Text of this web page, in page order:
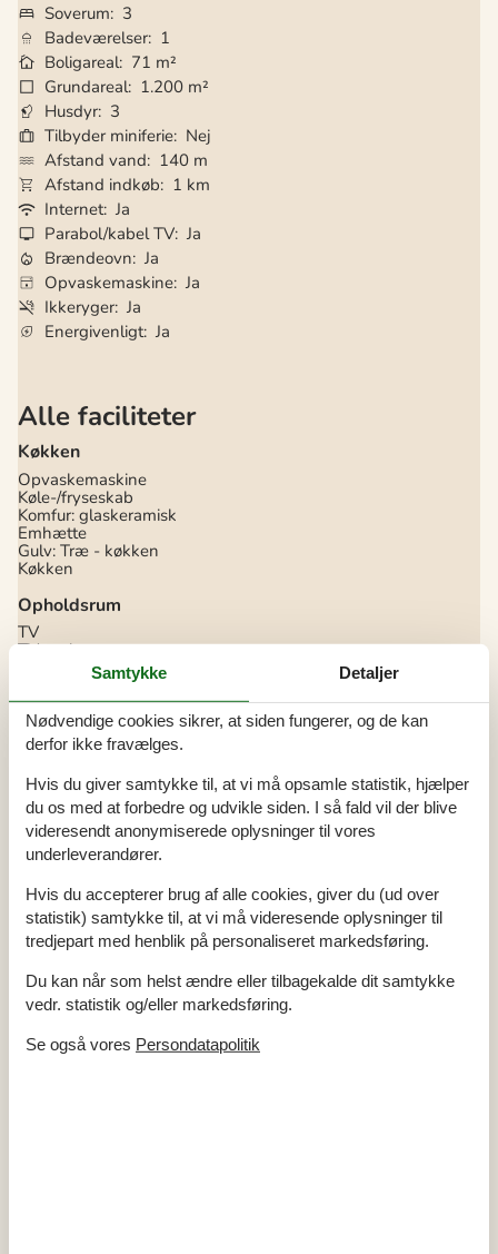
Soverum
3
Badeværelser 1
Boligareal 71 m²
Grundareal 1.200 m²
Husdyr 3
Tilbyder miniferie Nej
Afstand vand
140 m
Afstand indkøb
1 km
Internet Ja
Parabol/kabel TV Ja
Brændeovn Ja
Opvaskemaskine Ja
Ikkeryger Ja
Energivenligt Ja
Alle faciliteter
Køkken
Opvaskemaskine
Køle-/fryseskab
Komfur: glaskeramisk
Emhætte
Gulv: Træ - køkken
Køkken
Opholdsrum
TV
TV: tysk
TV: Dansk
Møbler: Læder
Gulv: Træ - opholdsrum
Streaming af radio/apps/TV kanaler
TV - Fiber
Fiber TV pakke 1
Soverum
Dobbeltseng 3
Soverum 3
Gulv: Træ - soverum
Mål: Dobbeltseng 180x200 1
Baderum
Toilet 1
Bad 1
Bruser
Gulv i baderum: Klinker
Samtykke Detaljer
Nødvendige cookies sikrer, at siden fungerer, og de kan
derfor ikke fravælges.
Hvis du giver samtykke til, at vi må opsamle statistik, hjælper
du os med at forbedre og udvikle siden. I så fald vil der blive
videresendt anonymiserede oplysninger til vores
underleverandører.
Hvis du accepterer brug af alle cookies, giver du (ud over
statistik) samtykke til, at vi må videresende oplysninger til
tredjepart med henblik på personaliseret markedsføring.
Du kan når som helst ændre eller tilbagekalde dit samtykke
vedr. statistik og/eller markedsføring.
Se også vores Persondatapolitik